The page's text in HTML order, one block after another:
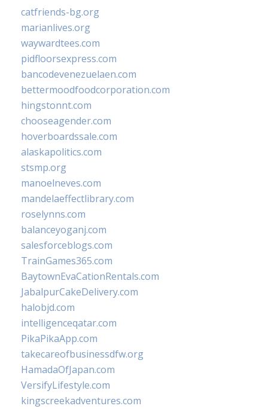
catfriends-bg.org
marianlives.org
waywardtees.com
pidfloorsexpress.com
bancodevenezuelaen.com
bettermoodfoodcorporation.com
hingstonnt.com
chooseagender.com
hoverboardssale.com
alaskapolitics.com
stsmp.org
manoelneves.com
mandelaeffectlibrary.com
roselynns.com
balanceyoganj.com
salesforceblogs.com
TrainGames365.com
BaytownEvaCationRentals.com
JabalpurCakeDelivery.com
halobjd.com
intelligenceqatar.com
PikaPikaApp.com
takecareofbusinessdfw.org
HamadaOfJapan.com
VersifyLifestyle.com
kingscreekadventures.com